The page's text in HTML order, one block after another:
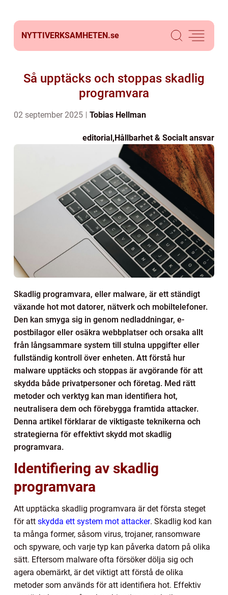
NYTTIVERKSAMHETEN.se
Så upptäcks och stoppas skadlig
programvara
02 september 2025 Tobias Hellman
editorial,Hållbarhet & Socialt ansvar
Skadlig programvara, eller malware, är ett ständigt
växande hot mot datorer, nätverk och mobiltelefoner.
Den kan smyga sig in genom nedladdningar, e-
postbilagor eller osäkra webbplatser och orsaka allt
från långsammare system till stulna uppgifter eller
fullständig kontroll över enheten. Att förstå hur
malware upptäcks och stoppas är avgörande för att
skydda både privatpersoner och företag. Med rätt
metoder och verktyg kan man identifiera hot,
neutralisera dem och förebygga framtida attacker.
Denna artikel förklarar de viktigaste teknikerna och
strategierna för effektivt skydd mot skadlig
programvara.
Identifiering av skadlig
programvara
Att upptäcka skadlig programvara är det första steget
för att skydda ett system mot attacker. Skadlig kod kan
ta många former, såsom virus, trojaner, ransomware
och spyware, och varje typ kan påverka datorn på olika
sätt. Eftersom malware ofta försöker dölja sig och
agera obemärkt, är det viktigt att förstå de olika
metoder som används för att identifiera hot. Effektiv